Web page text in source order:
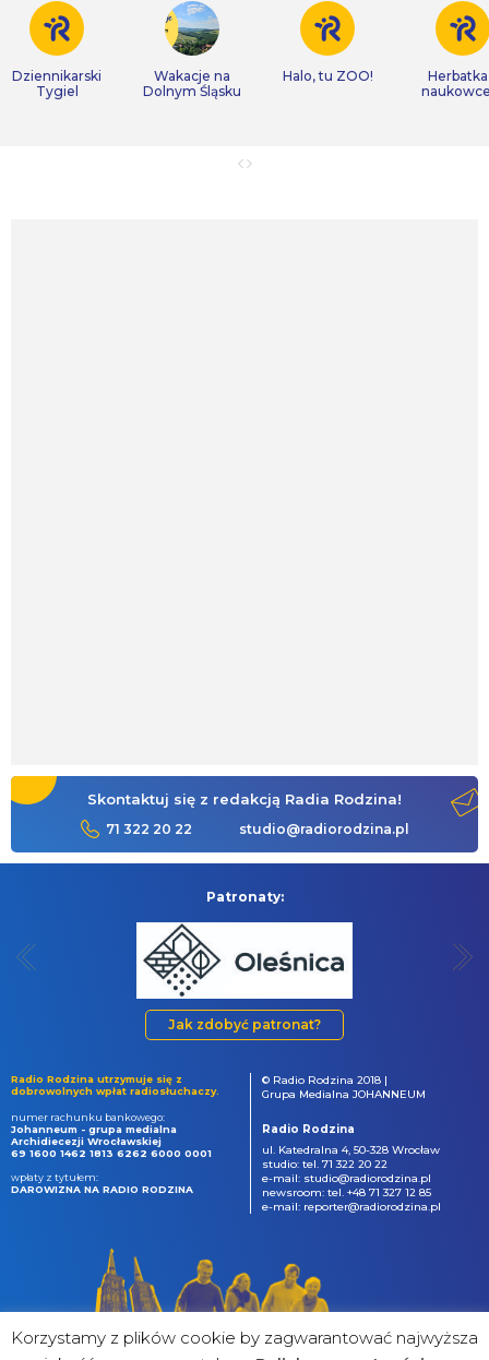
Dziennikarski
Tygiel
Wakacje na
Dolnym Śląsku
Halo, tu ZOO!
Skontaktuj się z redakcją Radia Rodzina!
71 322 20 22 studio@radiorodzina.pl
Patronaty:
Jak zdobyć patronat?
Radio Rodzina utrzymuje się z
dobrowolnych wpłat radiosłuchaczy.
numer rachunku bankowego:
Johanneum - grupa medialna
Archidiecezji Wrocławskiej
69 1600 1462 1813 6262 6000 0001
wpłaty z tytułem:
DAROWIZNA NA RADIO RODZINA
© Radio Rodzina 2018 |
Grupa Medialna JOHANNEUM
Radio Rodzina
ul. Katedralna 4, 50-328 Wrocław
studio: tel. 71 322 20 22
e-mail: studio@radiorodzina.pl
newsroom: tel. +48 71 327 12 85
e-mail: reporter@radiorodzina.pl
Korzystamy z plików cookie by zagwarantować najwyższa